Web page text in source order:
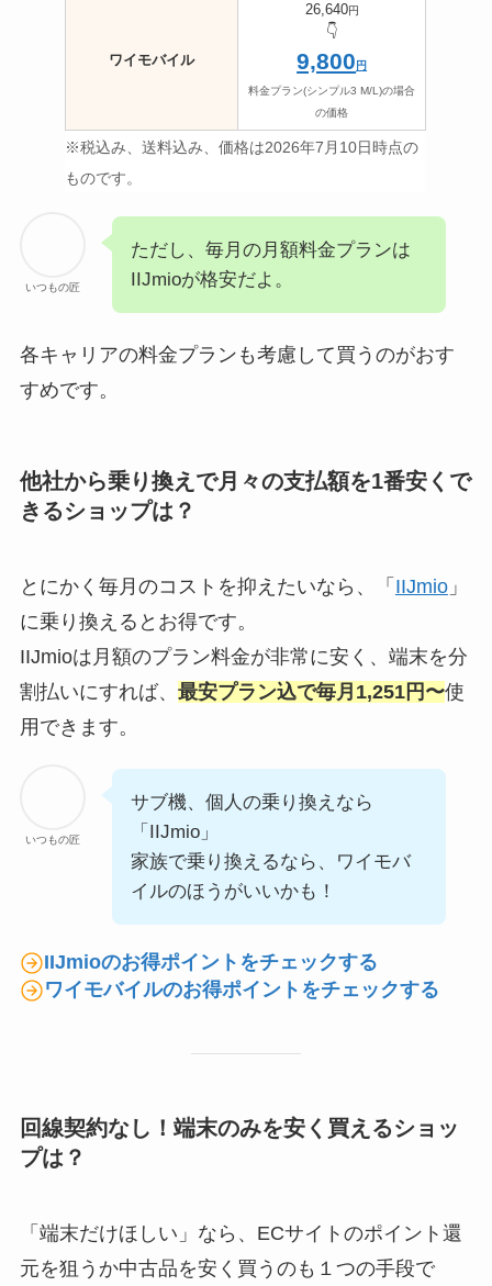
ワイモバイル
26,640円
👇️
9,800 円
料金プラン(シンプル3 M/L)の場合
の価格
※税込み、送料込み、価格は2026年7月10日時点の
ものです。
いつもの匠
ただし、毎月の月額料金プランは
IIJmioが格安だよ。
各キャリアの料金プランも考慮して買うのがおす
すめです。
他社から乗り換えで月々の支払額を1番安くで
きるショップは？
とにかく毎月のコストを抑えたいなら、「 IIJmio」
に乗り換えるとお得です。
IIJmioは月額のプラン料金が非常に安く、端末を分
割払いにすれば、 最安プラン込で毎月1,251円〜使
用できます。
いつもの匠
サブ機、個人の乗り換えなら
「IIJmio」
家族で乗り換えるなら、ワイモバ
イルのほうがいいかも！
IIJmioのお得ポイントをチェックする
ワイモバイルのお得ポイントをチェックする
回線契約なし！端末のみを安く買えるショッ
プは？
「端末だけほしい」なら、ECサイトのポイント還
元を狙うか中古品を安く買うのも１つの手段で